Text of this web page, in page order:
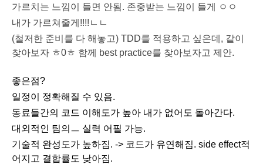
가르치는 느낌이 들면 안됨. 존중받는 느낌이 들게
ㅇㅇ
내가 가르쳐줄게 !!!! ㄴㄴ
(철저한 준비를 다 해놓고) TDD를 적용하고 싶은데 , 같이
찾아보자 ㅎ0ㅎ 함께 best practice를 찾아보자고 제안.
좋은점?
일정이 정확해질 수 있음.
동료들간의 코드 이해도가 높아 내가 없어도 돌아간다.
대외적인 팀의ㅡ 실력 어필 가능.
기술적 완성도가 높하짐. -> 코드가 유연해짐. side effect적
어지고 결합률도 낮아짐.